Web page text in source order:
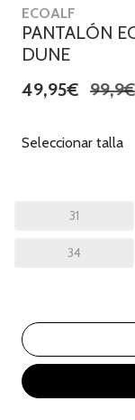
ECOALF
PANTALÓN
DUNE
49,95€ 99,9€
Seleccionar talla
31
34